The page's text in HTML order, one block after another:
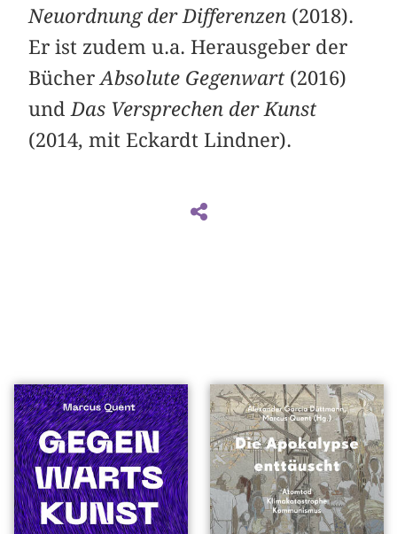
Neuordnung der Differenzen (2018).
Er ist zudem u.a. Herausgeber der
BücherAbsolute Gegenwart (2016)
und Das Versprechen der Kunst
(2014, mit Eckardt Lindner).